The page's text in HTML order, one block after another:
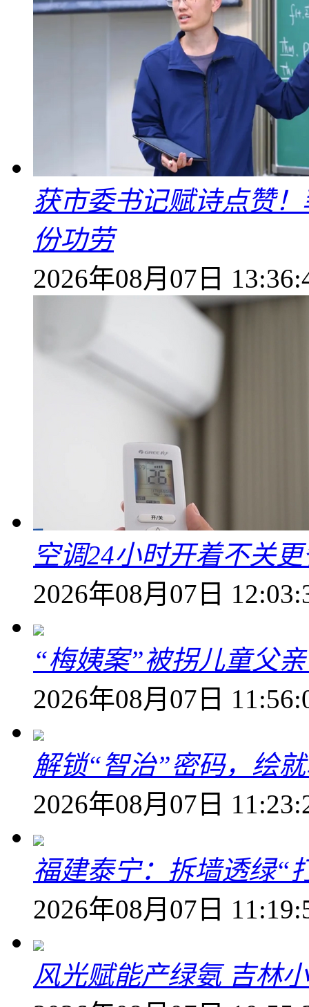
获市委书记赋诗点赞
份功劳
2026年08月07日
空调24小时开着不关
2026年08月07日
“梅姨案”被拐儿童父
2026年08月07日
解锁“智治”密码，绘
2026年08月07日
福建泰宁：拆墙透绿“
2026年08月07日
风光赋能产绿氨 吉林